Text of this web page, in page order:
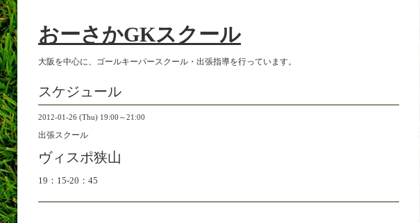
おーさかGKスクール
大阪を中心に、ゴールキーパースクール・出張指導を行っています。
スケジュール
2012-01-26 (Thu) 19:00～21:00
出張スクール
ヴィスポ狭山
19：15-20：45